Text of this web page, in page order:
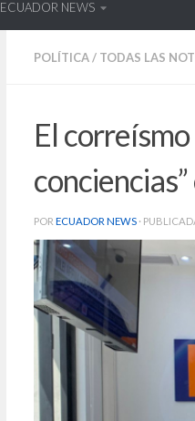
ECUADOR NEWS
POLÍTICA/ TODAS LAS
El
POR ECUADOR NEWS ·